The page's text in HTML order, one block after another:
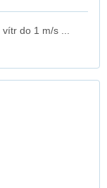
do 1 m/s ...